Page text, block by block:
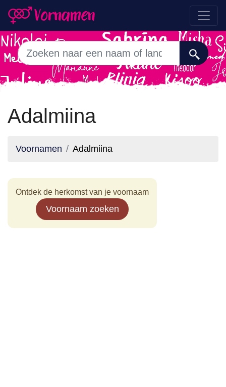
Adalmiina
Voornamen Adalmiina
Ontdek de herkomst van je voornaam
Voornaam zoeken